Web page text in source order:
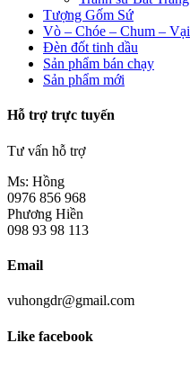
Tượng Gốm Sứ
Vò – Chóe – Chum – Vại
Đèn đốt tinh dầu
Sản phẩm bán chạy
Sản phẩm mới
Hỗ trợ trực tuyến
Tư vấn hỗ trợ
Ms: Hồng
0976 856 968
Phương Hiền
098 93 98 113
Email
vuhongdr@gmail.com
Like facebook